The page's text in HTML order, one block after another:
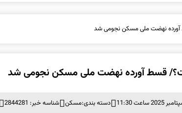
نهضت ملی مسکن نجومی شد
قسط آورده نهضت ملی مسکن نجومی شد
دسته بندی:مسکن شناسه خبر: 2844281